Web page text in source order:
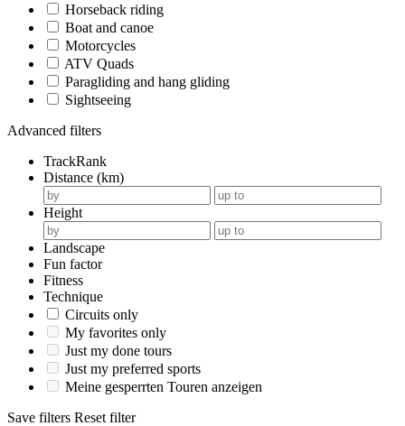
Horseback riding
Boat and canoe
Motorcycles
ATV Quads
Paragliding and hang gliding
Sightseeing
Advanced filters
TrackRank
Distance (km)
Height
Landscape
Fun factor
Fitness
Technique
Circuits only
My favorites only
Just my done tours
Just my preferred sports
Meine gesperrten Touren anzeigen
Save filters Reset filter